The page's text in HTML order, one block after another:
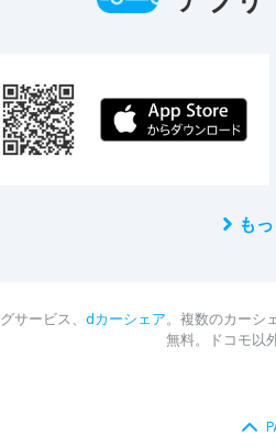
も
サービス、 dカーシェア。複数のカーシ
無料。ドコモ以